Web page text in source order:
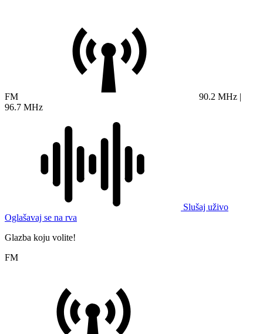
FM
90.2 MHz |
96.7 MHz
Slušaj uživo
Oglašavaj se na rva
Glazba koju volite!
FM